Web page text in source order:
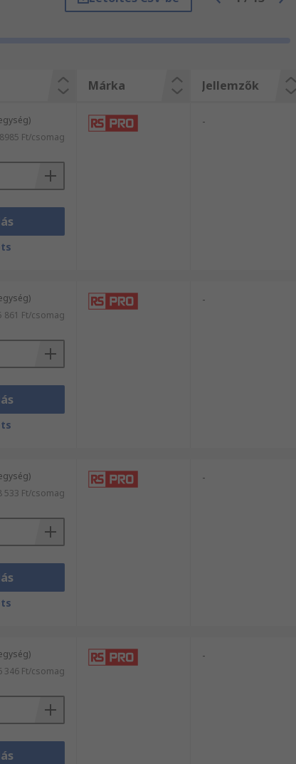
között.
Márka Jellemzők
8985 Ft/csomag
-
861 Ft/csomag
-
533 Ft/csomag
-
346 Ft/csomag
-